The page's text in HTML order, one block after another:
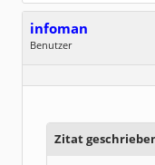
infoman
Benutzer
Dabei seit:
06 / 2008
Zitat